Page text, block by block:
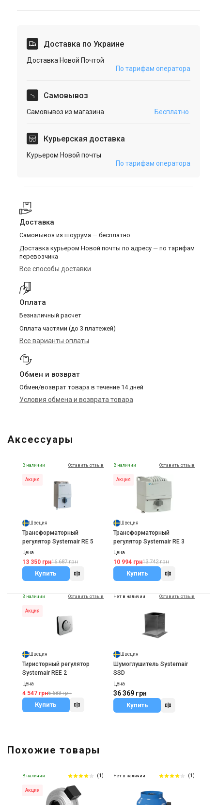
Доставка по Украине
Доставка Новой Почтой
По тарифам оператора
Cамовывоз
Самовывоз из магазина Бесплатно
Курьерская доставка
Курьером Новой почты
По тарифам оператора
Доставка
Самовывоз из шоурума — бесплатно
Доставка курьером Новой почты по адресу — по тарифам
перевозчика
Все способы доставки
Оплата
Безналичный расчет
Оплата частями (до 3 платежей)
Все варианты оплаты
Обмен и возврат
Обмен/возврат товара в течение 14 дней
Условия обмена и возврата товара
Аксессуары
В наличии Оставить отзыв
Акция
Швеция
Трансформаторный
регулятор Systemair RE 5
Цена
13 350 грн16 687 грн
Купить
В наличии Оставить отзыв
Акция
Швеция
Трансформаторный
регулятор Systemair RE 3
Цена
10 994 грн13 742 грн
Купить
В наличии Оставить отзыв
Акция
Швеция
Тиристорный регулятор
Systemair REE 2
Цена
4 547 грн5 683 грн
Купить
Нет в наличии Оставить отзыв
Швеция
Шумоглушитель Systemair
SSD
Цена
36 369 грн
Купить
Похожие товары
В наличии (1)
Акция
Нет в наличии (1)